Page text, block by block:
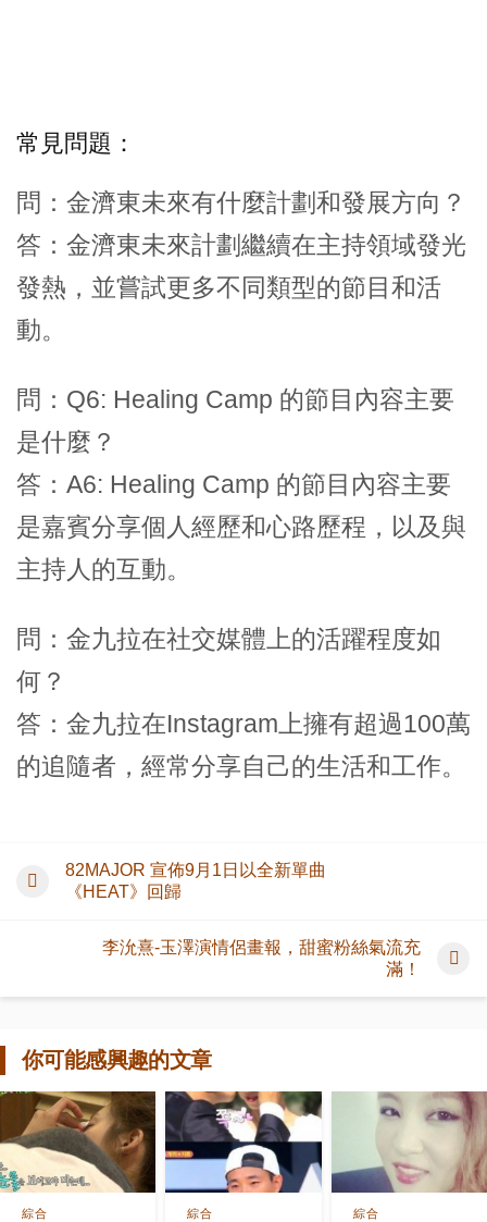
常見問題：
問：金濟東未來有什麼計劃和發展方向？
答：金濟東未來計劃繼續在主持領域發光
發熱，並嘗試更多不同類型的節目和活
動。
問：Q6: Healing Camp 的節目內容主要
是什麼？
答：A6: Healing Camp 的節目內容主要
是嘉賓分享個人經歷和心路歷程，以及與
主持人的互動。
問：金九拉在社交媒體上的活躍程度如
何？
答：金九拉在Instagram上擁有超過100萬
的追隨者，經常分享自己的生活和工作。
82MAJOR 宣佈9月1日以全新單曲
《HEAT》回歸
李沇熹-玉澤演情侶畫報，甜蜜粉絲氣流充
滿！
你可能感興趣的文章
綜合 綜合 綜合